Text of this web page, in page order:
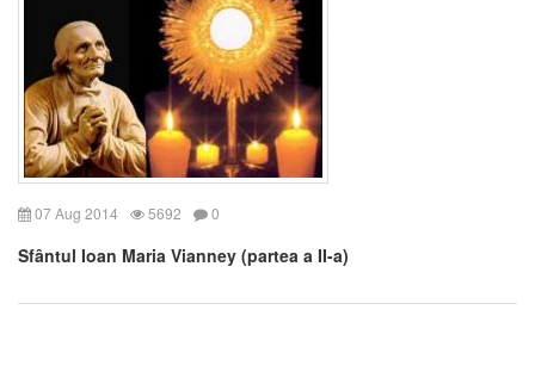
07 Aug 2014 5692 0
Sfântul Ioan Maria Vianney (partea a II-a)